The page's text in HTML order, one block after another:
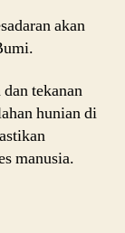
akan
tekanan
hunian di
manusia.